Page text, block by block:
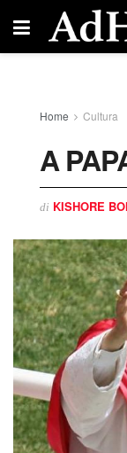
Home Cultura
A
di KISHORE